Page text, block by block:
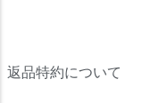
返品特約について